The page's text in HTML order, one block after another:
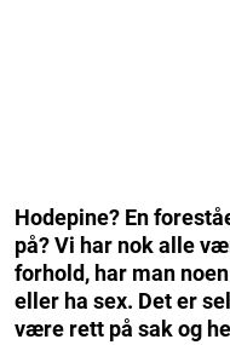
Hodepine? En
på? Vi har nok alle
forhold, har man
eller ha sex. Det er
være rett på sak og